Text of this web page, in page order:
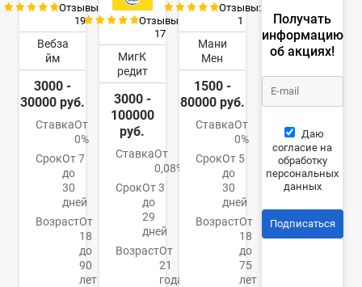
Отзывы:
19
Вебза
йм
3000 -
30000 руб.
СтавкаОт
0%
СрокОт 7
до
30
дней
ВозрастОт
18
до
90
лет
Отзывы:
17
МигК
редит
3000 -
100000
руб.
СтавкаОт
0,08%
СрокОт 3
до
29
дней
ВозрастОт
21
года
Отзывы:
1
Мани
Мен
1500 -
80000 руб.
СтавкаОт
0%
СрокОт 5
до
30
дней
ВозрастОт
18
до
75
лет
Получать
информацию
об акциях!
Даю
согласие на
обработку
персональных
данных
Подписаться